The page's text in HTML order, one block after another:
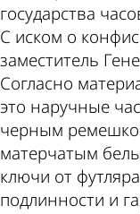
государства
С иском о
заместитель
Согласно
это наручные
черным
матерчатым
ключи от
подлинности и